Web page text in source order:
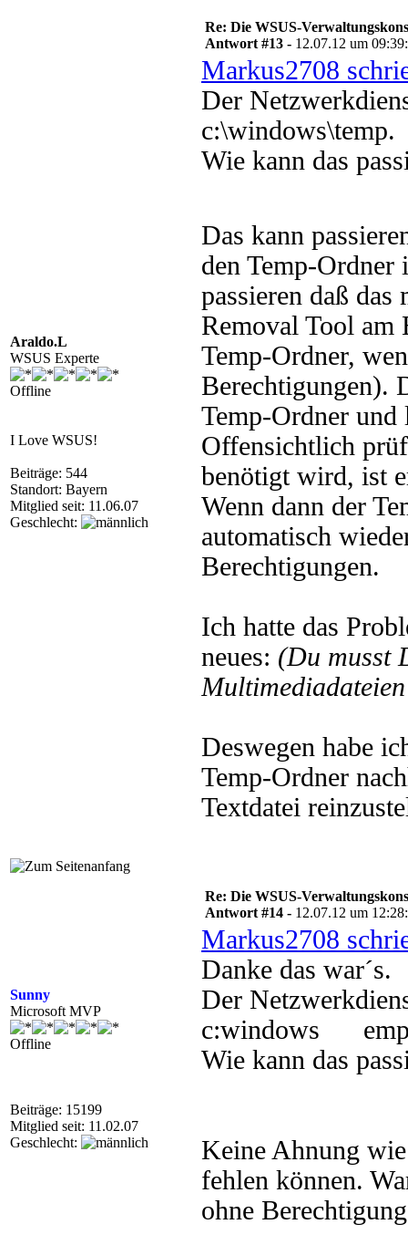
Araldo.L
WSUS Experte
Offline
I Love WSUS!
Beiträge: 544
Standort: Bayern
Mitglied seit: 11.06.07
Geschlecht:
Re: Die WSUS-
Antwort #13 - 12.07.12 um
Markus2708
Der
c:\windows\temp.
Wie kann das
Das kann
den Temp-Ordner
passieren daß
Removal Tool am
Temp-Ordner,
Berechtigungen).
Temp-Ordner und
Offensichtlich
benötigt wird, ist
Wenn dann der
automatisch
Berechtigungen.
Ich hatte das
neues: (Du musst
Deswegen habe
Temp-Ordner
Textdatei
Sunny
Microsoft MVP
Offline
Beiträge: 15199
Mitglied seit: 11.02.07
Geschlecht:
Re: Die WSUS-
Antwort #14 - 12.07.12 um
Markus2708
Danke das war´s.
Der
c:windows
Wie kann das
Keine Ahnung
fehlen können.
ohne